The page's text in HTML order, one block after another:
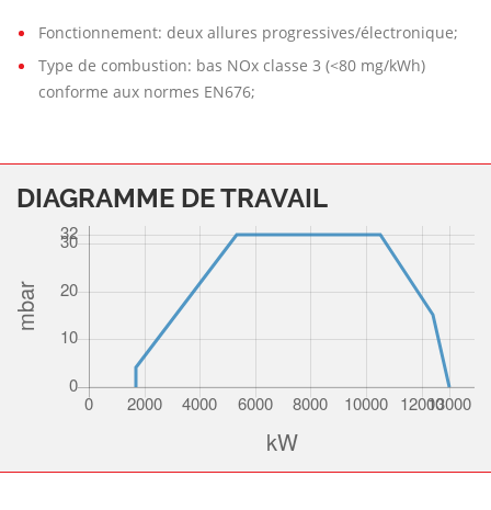
Fonctionnement: deux allures progressives/électronique;
Type de combustion: bas NOx classe 3 (<80 mg/kWh)
conforme aux normes EN676;
DIAGRAMME DE TRAVAIL